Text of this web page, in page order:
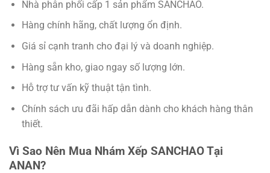
Nhà phân phối cấp 1 sản phẩm SANCHAO.
Hàng chính hãng, chất lượng ổn định.
Giá sỉ cạnh tranh cho đại lý và doanh nghiệp.
Hàng sẵn kho, giao ngay số lượng lớn.
Hỗ trợ tư vấn kỹ thuật tận tình.
Chính sách ưu đãi hấp dẫn dành cho khách hàng thân
thiết.
Vì Sao Nên Mua Nhám Xếp SANCHAO Tại
ANAN?